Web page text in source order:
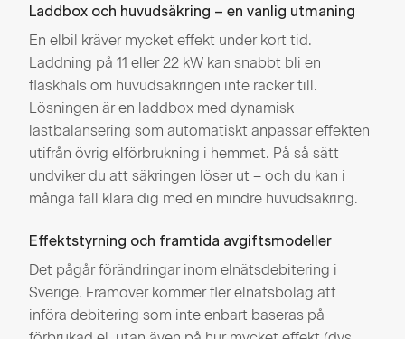
Laddbox och huvudsäkring – en vanlig utmaning
En elbil kräver mycket effekt under kort tid.
Laddning på 11 eller 22 kW kan snabbt bli en
flaskhals om huvudsäkringen inte räcker till.
Lösningen är en laddbox med dynamisk
lastbalansering som automatiskt anpassar effekten
utifrån övrig elförbrukning i hemmet. På så sätt
undviker du att säkringen löser ut – och du kan i
många fall klara dig med en mindre huvudsäkring.
Effektstyrning och framtida avgiftsmodeller
Det pågår förändringar inom elnätsdebitering i
Sverige. Framöver kommer fler elnätsbolag att
införa debitering som inte enbart baseras på